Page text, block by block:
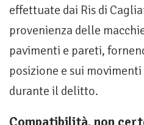
effettuate dai Ris di
provenienza delle
pavimenti e pareti,
posizione e sui movimenti
durante il delitto.